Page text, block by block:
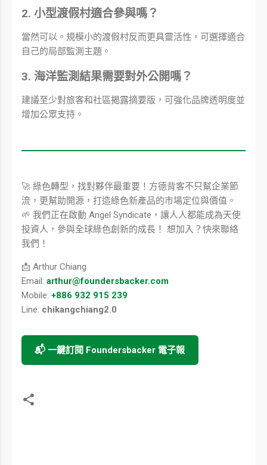
2. 小型渡假村適合參與嗎？
當然可以。規模小的渡假村反而更具靈活性，可選擇適合
自己的局部監測主題。
3. 海洋監測結果需要對外公開嗎？
建議至少對旅客和社區揭露摘要版，可強化品牌透明度並
增加公眾支持。
🚀 綠色轉型，找對夥伴最重要！方德背客不只幫企業節
流，更幫助開源，打造綠色新產品的市場定位與價值。
🌱 我們正在啟動 Angel Syndicate，讓人人都能成為天使
投資人，參與全球綠色創新的成長！ 想加入？快來聯絡
我們！
📩 Arthur Chiang
Email: arthur@foundersbacker.com
Mobile: +886 932 915 239
Line: chikangchiang2.0
📬 一鍵訂閱 Foundersbacker 電子報